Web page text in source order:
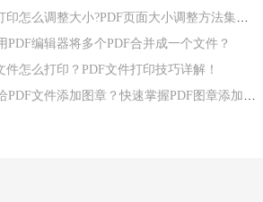
印怎么调整大小?PDF页面大小调整方法集合！
PDF编辑器将多个PDF合并成一个文件？
件怎么打印？PDF文件打印技巧详解！
PDF文件添加图章？快速掌握PDF图章添加方法！